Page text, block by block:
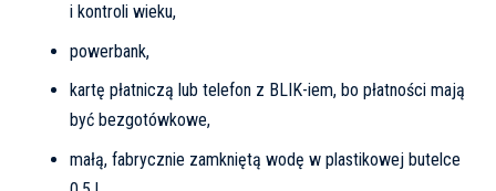
i kontroli wieku,
powerbank,
kartę płatniczą lub telefon z BLIK-iem, bo płatności mają
być bezgotówkowe,
małą, fabrycznie zamkniętą wodę w plastikowej butelce